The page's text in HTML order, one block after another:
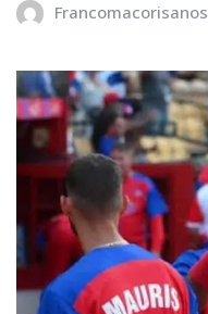
Francomacorisanos